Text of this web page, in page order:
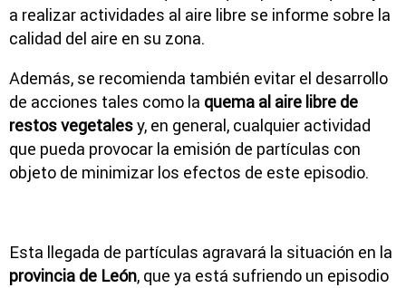
a realizar actividades al aire libre se informe sobre la
calidad del aire en su zona.
Además, se recomienda también evitar el desarrollo
de acciones tales como la quema al aire libre de
restos vegetalesy, en general, cualquier actividad
que pueda provocar la emisión de partículas con
objeto de minimizar los efectos de este episodio.
Esta llegada de partículas agravará la situación en la
provincia de León, que ya está sufriendo un episodio